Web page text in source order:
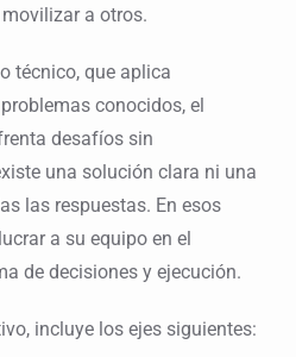
movilizar a otros.
técnico, que aplica
conocidos, el
desafíos sin
una solución clara ni una
las respuestas. En esos
a su equipo en el
de decisiones y ejecución.
incluye los ejes siguientes: